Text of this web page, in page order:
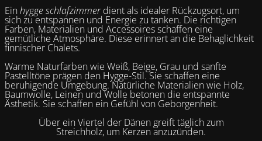
Einhygge schlafzimmerdient als idealer Rückzugsort, um
sich zu entspannen und Energie zu tanken. Die richtigen
Farben, Materialien und Accessoires schaffen eine
gemütliche Atmosphäre. Diese erinnert an die Behaglichkeit
finnischer Chalets.
Warme Naturfarben wie Weiß, Beige, Grau und sanfte
Pastelltöne prägen den Hygge-Stil. Sie schaffen eine
beruhigende Umgebung. Natürliche Materialien wie Holz,
Baumwolle, Leinen und Wolle betonen die entspannte
Ästhetik. Sie schaffen ein Gefühl von Geborgenheit.
Über ein Viertel der Dänen greift täglich zum
Streichholz, um Kerzen anzuzünden.